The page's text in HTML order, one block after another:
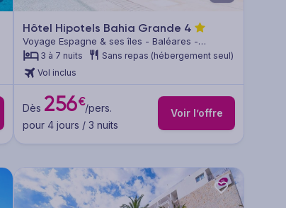
Hôtel Hipotels Bahia Grande 4
Voyage Espagne & ses îles - Baléares -
Majorque
3 à 7 nuits
Sans repas (hébergement seul)
Vol inclus
Dès 256€/pers.
pour 4 jours / 3 nuits
Voir l’offre